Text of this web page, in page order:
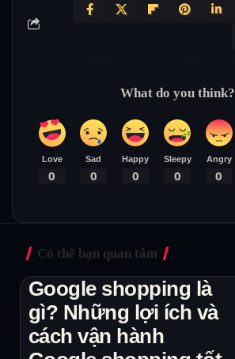
What do you think?
Love
0
Sad
0
Happy
0
Sleepy
0
Angry
0
Có thể bạn quan tâm
Google shopping là
gì? Những lợi ích và
cách vận hành